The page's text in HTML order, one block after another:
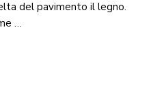
del pavimento il legno.
…